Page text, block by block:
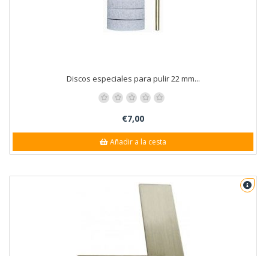
Discos especiales para pulir 22 mm...
€7,00
Añadir a la cesta